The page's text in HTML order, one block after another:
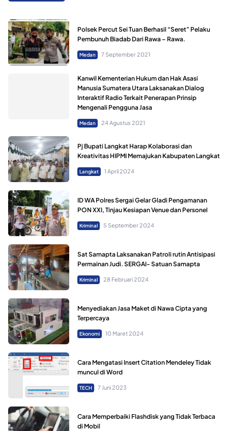
Polsek Percut Sei Tuan Berhasil “Seret” Pelaku
Pembunuh Biadab Dari Rawa – Rawa.
Medan 7 September 2021
Kanwil Kementerian Hukum dan Hak Asasi
Manusia Sumatera Utara Laksanakan Dialog
Interaktif Radio Terkait Penerapan Prinsip
Mengenali Pengguna Jasa
Medan 24 Agustus 2021
Pj Bupati Langkat Harap Kolaborasi dan
Kreativitas HIPMI Memajukan Kabupaten Langkat
Langkat 1 April 2024
ID WA Polres Sergai Gelar Gladi Pengamanan
PON XXI, Tinjau Kesiapan Venue dan Personel
Kriminal 5 September 2024
Sat Samapta Laksanakan Patroli rutin Antisipasi
Permainan Judi. SERGAI- Satuan Samapta
Kriminal 28 Februari 2024
Menyediakan Jasa Maket di Nawa Cipta yang
Terpercaya
Ekonomi 10 Maret 2024
Cara Mengatasi Insert Citation Mendeley Tidak
muncul di Word
TECH 7 Juni 2023
Cara Memperbaiki Flashdisk yang Tidak Terbaca
di Mobil